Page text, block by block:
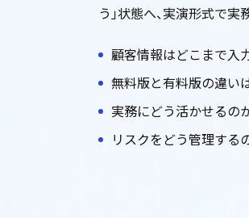
う」状態へ、実演形式で
顧客情報はどこまで入
無料版と有料版の違い
実務にどう活かせるの
リスクをどう管理する